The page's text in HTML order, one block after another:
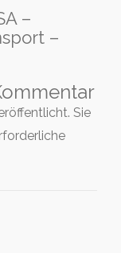
–
–
Sie